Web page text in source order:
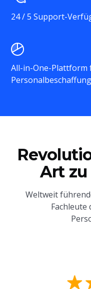
24 / 5 Support-
All-in-One-Plattform
Art
Weltweit
Fachleute